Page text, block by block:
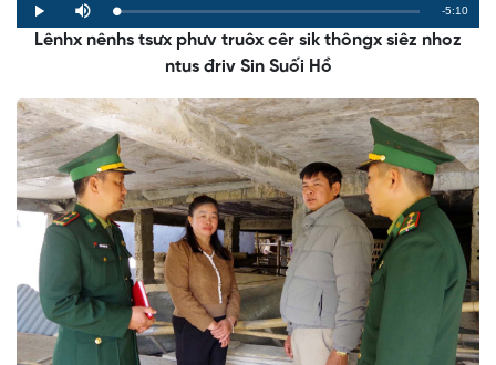
Play Mute Loaded:
0%
Progress:
0%
Remaining
Time
-5:10
Lênhx nênhs tsưx phưv truôx cêr sik thôngx siêz nhoz
ntus đriv Sin Suối Hồ